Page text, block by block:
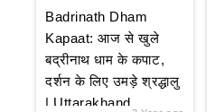
Badrinath Dham
Kapaat: आज से खुले
बद्रीनाथ धाम के कपाट,
दर्शन के लिए उमड़े श्रद्धालु
| Uttarakhand